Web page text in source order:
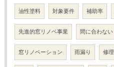
油性塗料 対象要件 補助率
先進的窓リノベ事業 間に合わない
窓リノベーション 雨漏り 修理